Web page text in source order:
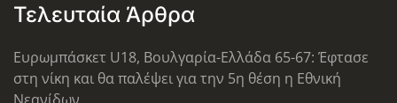
Τελευταία Άρθρα
Ευρωμπάσκετ U18, Βουλγαρία-Ελλάδα 65-67: Έφτασε
στη νίκη και θα παλέψει για την 5η θέση η Εθνική